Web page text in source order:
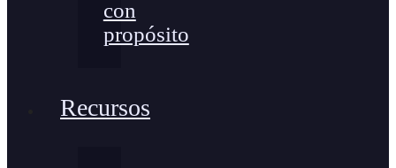
con
propósito
Recursos